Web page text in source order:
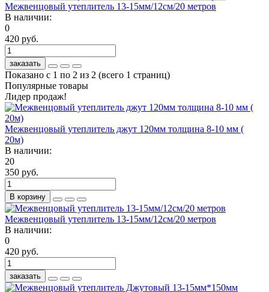
Межвенцовый утеплитель 13-15мм/12см/20 метров
В наличии:
0
420 руб.
заказать
Показано с 1 по 2 из 2 (всего 1 страниц)
Популярные товары
Лидер продаж!
Межвенцовый утеплитель джут 120мм толщина 8-10 мм (
20м)
В наличии:
20
350 руб.
В корзину
Межвенцовый утеплитель 13-15мм/12см/20 метров
В наличии:
0
420 руб.
заказать